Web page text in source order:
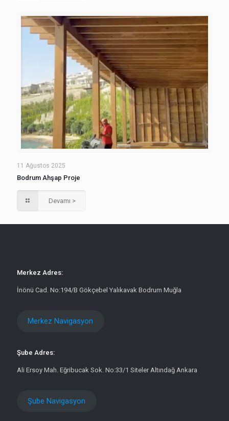
11 Ağustos 2025
Bodrum Ahşap Proje
Devamı >
Merkez Adres:
İnönü Cad. No:194/B Gökçebel Yalıkavak Bodrum Muğla
Merkez Navigasyon
Şube Adres:
Ali Ersoy Mah. Eğribucak Sok. No:33/1 Siteler Altındağ Ankara
Şube Navigasyon